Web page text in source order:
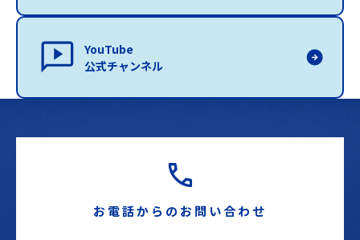
YouTube
公式チャンネル
お電話からのお問い合わせ